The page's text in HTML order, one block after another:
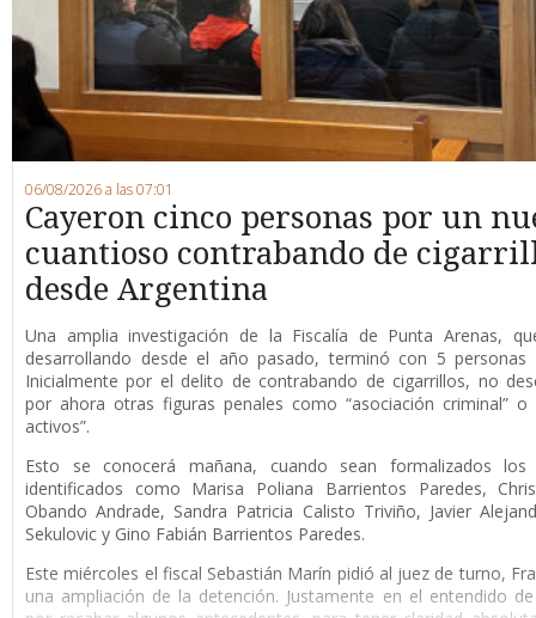
06/08/2026 a las 07:01
Cayeron cinco personas por un
cuantioso contrabando de
desde Argentina
Una amplia investigación de la Fiscalía de Punta Arenas,
desarrollando desde el año pasado, terminó con 5 personas
Inicialmente por el delito de contrabando de cigarrillos, no
por ahora otras figuras penales como “asociación criminal” o
activos”.
Esto se conocerá mañana, cuando sean formalizados los
identificados como Marisa Poliana Barrientos Paredes,
Obando Andrade, Sandra Patricia Calisto Triviño, Javier
Sekulovic y Gino Fabián Barrientos Paredes.
Este miércoles el fiscal Sebastián Marín pidió al juez de turno,
una ampliación de la detención. Justamente en el entendido